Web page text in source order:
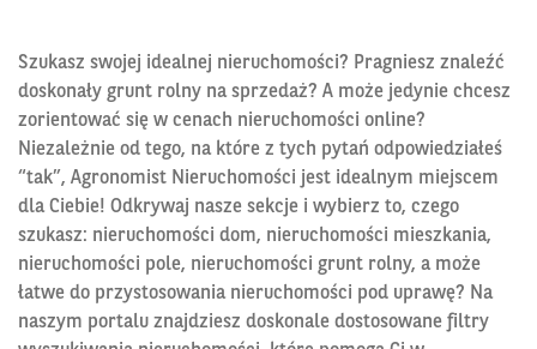
Szukasz swojej idealnej nieruchomości? Pragniesz znaleźć
doskonały grunt rolny na sprzedaż? A może jedynie chcesz
zorientować się w cenach nieruchomości online?
Niezależnie od tego, na które z tych pytań odpowiedziałeś
“tak”, Agronomist Nieruchomości jest idealnym miejscem
dla Ciebie! Odkrywaj nasze sekcje i wybierz to, czego
szukasz: nieruchomości dom, nieruchomości mieszkania,
nieruchomości pole, nieruchomości grunt rolny, a może
łatwe do przystosowania nieruchomości pod uprawę? Na
naszym portalu znajdziesz doskonale dostosowane filtry